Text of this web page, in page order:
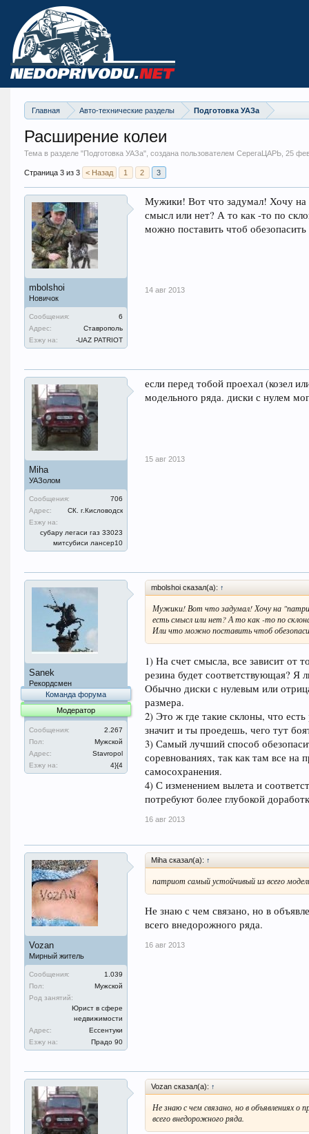
Главная Авто-технические разделы Подготовка УАЗа
Расширение колеи
Тема в разделе "Подготовка УАЗа", создана пользователем СерегаЦАРЬ, 25
Страница 3 из 3 < Назад 1 2 3
mbolshoi
Новичок
Сообщения:
6
Адрес:
Ставрополь
Езжу на:
-UAZ PATRIOT
Мужики! Вот что задумал! Хочу на
смысл или нет? А то как -то по
можно поставить чтоб
14 авг 2013
Miha
УАЗолом
Сообщения:
706
Адрес:
СК. г.Кисловодск
Езжу на:
субару легаси газ 33023
митсубиси лансер10
если перед тобой проехал (козел
модельного ряда. диски с нулем
15 авг 2013
Sanek
Рекордсмен
Команда форума
Модератор
Сообщения:
2.267
Пол:
Мужской
Адрес:
Stavropol
Езжу на:
4}{4
mbolshoi сказал(а): ↑
Мужики! Вот что задумал! Хочу на
есть смысл или нет? А то как -то по
Или что можно поставить чтоб
1) На счет смысла, все зависит от
резина будет соответствующая? Я
Обычно диски с нулевым или
размера.
2) Это ж где такие склоны, что
значит и ты проедешь, чего тут
3) Самый лучший способ
соревнованиях, так как там все на
самосохранения.
4) С изменением вылета и
потребуют более глубокой
16 авг 2013
Vozan
Мирный житель
Сообщения:
1.039
Пол:
Мужской
Род занятий:
Юрист в сфере
недвижимости
Адрес:
Ессентуки
Езжу на:
Прадо 90
Miha сказал(а): ↑
патриот самый устойчивый из всего
Не знаю с чем связано, но в
всего внедорожного ряда.
16 авг 2013
Vozan сказал(а): ↑
Не знаю с чем связано, но в объявлениях
всего внедорожного ряда.